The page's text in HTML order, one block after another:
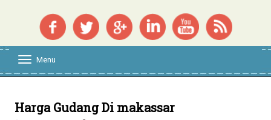
l
e
Menu
Harga Gudang Di makassar